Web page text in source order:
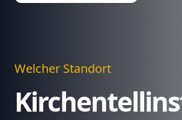
Welcher Standort